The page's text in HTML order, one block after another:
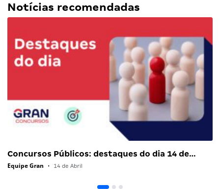
Notícias recomendadas
Concursos Públicos: destaques do dia 14 de…
Equipe Gran • 14 de Abril